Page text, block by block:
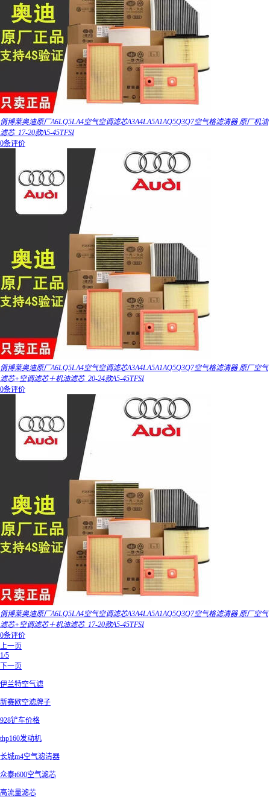
俏博莱奥迪原厂A6LQ5LA4空气空调滤芯A3A4LA5A1AQ5Q3Q7空气格滤清器 原厂机油
滤芯_17-20款A5-45TFSI
0条评价
俏博莱奥迪原厂A6LQ5LA4空气空调滤芯A3A4LA5A1AQ5Q3Q7空气格滤清器 原厂空气
滤芯+空调滤芯＋机油滤芯_20-24款A5-45TFSI
0条评价
俏博莱奥迪原厂A6LQ5LA4空气空调滤芯A3A4LA5A1AQ5Q3Q7空气格滤清器 原厂空气
滤芯+空调滤芯＋机油滤芯_17-20款A5-45TFSI
0条评价
上一页
1/5
下一页
伊兰特空气滤
新赛欧空滤牌子
928铲车价格
thp160发动机
长城m4空气滤清器
众泰t600空气滤芯
高流量滤芯